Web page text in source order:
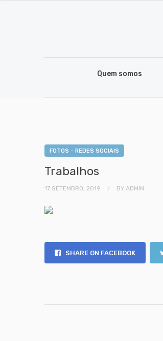
Quem somos
FOTOS - REDES SOCIAIS
Trabalhos
17 SETEMBRO, 2019 BY ADMIN
SHARE ON FACEBOOK